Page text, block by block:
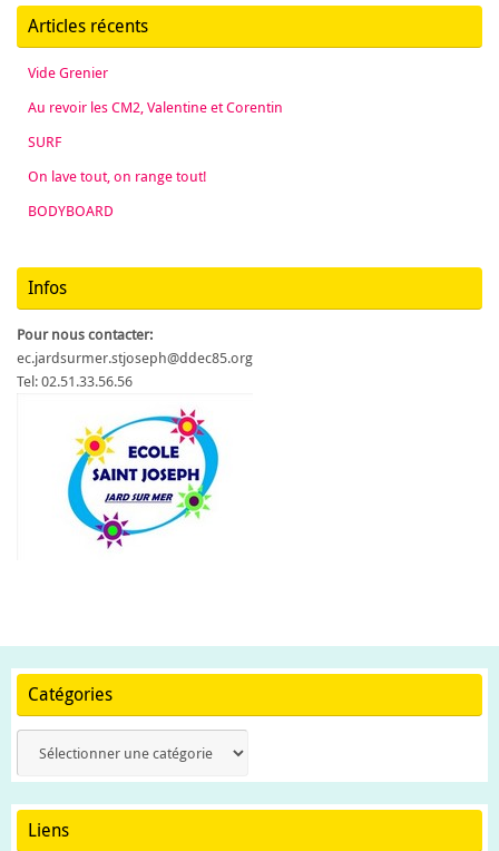
Articles récents
Vide Grenier
Au revoir les CM2, Valentine et Corentin
SURF
On lave tout, on range tout!
BODYBOARD
Infos
Pour nous contacter:
ec.jardsurmer.stjoseph@ddec85.org
Tel: 02.51.33.56.56
Catégories
Liens